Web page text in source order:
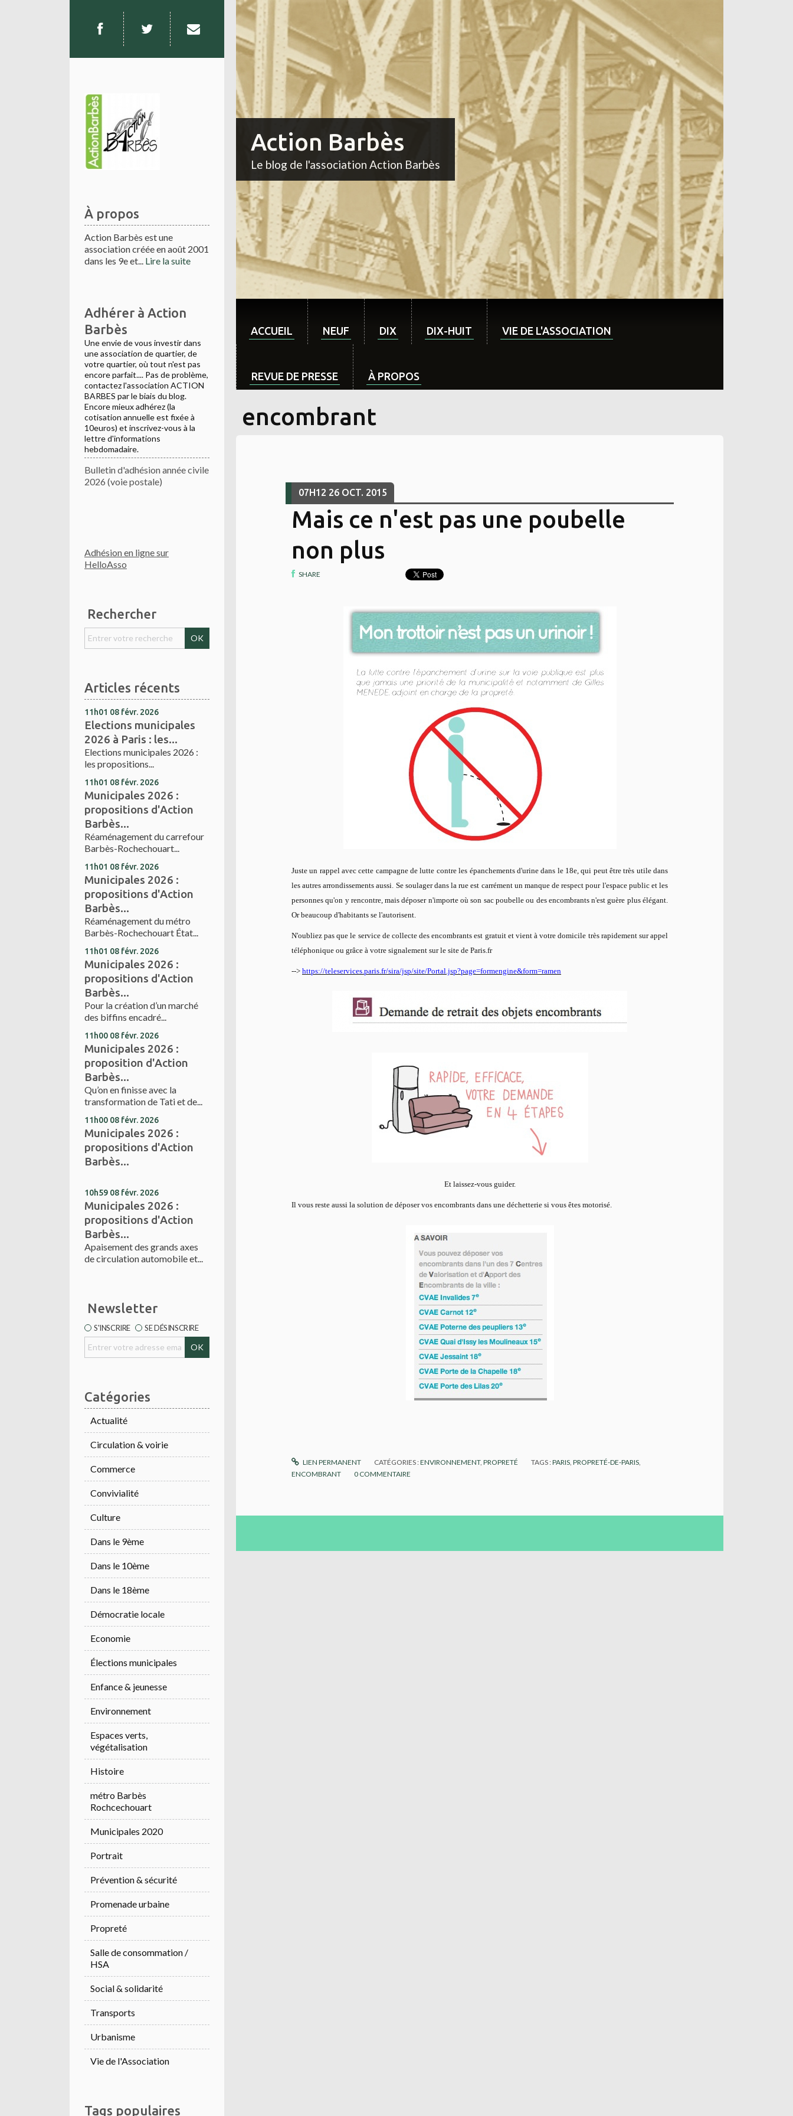
À propos
Action Barbès est une
association créée en août 2001
dans les 9e et... Lire la suite
Adhérer à Action
Barbès
Une envie de vous investir dans
une association de quartier, de
votre quartier, où tout n'est pas
encore parfait.... Pas de problème,
contactez l'association ACTION
BARBES par le biais du blog.
Encore mieux adhérez (la
cotisation annuelle est fixée à
10euros) et inscrivez-vous à la
lettre d'informations
hebdomadaire.
Bulletin d'adhésion année civile
2026 (voie postale)
Adhésion en ligne sur
HelloAsso
Rechercher
Articles récents
11h01 08 févr. 2026
Elections municipales
2026 à Paris : les...
Elections municipales 2026 :
les propositions...
11h01 08 févr. 2026
Municipales 2026 :
propositions d'Action
Barbès...
Réaménagement du carrefour
Barbès-Rochechouart...
11h01 08 févr. 2026
Municipales 2026 :
propositions d'Action
Barbès...
Réaménagement du métro
Barbès-Rochechouart État...
11h01 08 févr. 2026
Municipales 2026 :
propositions d'Action
Barbès...
Pour la création d’un marché
des biffins encadré...
11h00 08 févr. 2026
Municipales 2026 :
proposition d'Action
Barbès...
Qu’on en finisse avec la
transformation de Tati et de...
11h00 08 févr. 2026
Municipales 2026 :
propositions d'Action
Barbès...
10h59 08 févr. 2026
Municipales 2026 :
propositions d'Action
Barbès...
Apaisement des grands axes
de circulation automobile et...
Newsletter
S'INSCRIRE SE DÉSINSCRIRE
Catégories
Actualité
Circulation & voirie
Commerce
Convivialité
Culture
Dans le 9ème
Dans le 10ème
Dans le 18ème
Démocratie locale
Economie
Élections municipales
Enfance & jeunesse
Environnement
Espaces verts,
végétalisation
Histoire
métro Barbès
Rochcechouart
Municipales 2020
Portrait
Prévention & sécurité
Promenade urbaine
Propreté
Salle de consommation /
HSA
Social & solidarité
Transports
Urbanisme
Vie de l'Association
Tags populaires
Action Barbès
Le blog de l'association Action Barbès
ACCUEIL NEUF DIX DIX-HUIT VIE DE L'ASSOCIATION
REVUE DE PRESSE À PROPOS
encombrant
07H12 26 OCT. 2015
Mais ce n'est pas une poubelle
non plus
SHARE
Juste un rappel avec cette campagne de lutte contre les épanchements d'urine dans le 18e, qui peut être très utile dans
les autres arrondissements aussi. Se soulager dans la rue est carrément un manque de respect pour l'espace public et les
personnes qu'on y rencontre, mais déposer n'importe où son sac poubelle ou des encombrants n'est guère plus élégant.
Or beaucoup d'habitants se l'autorisent.
N'oubliez pas que le service de collecte des encombrants est gratuit et vient à votre domicile très rapidement sur appel
téléphonique ou grâce à votre signalement sur le site de Paris.fr
--> https://teleservices.paris.fr/sira/jsp/site/Portal.jsp?page=formengine&form=ramen
Et laissez-vous guider.
Il vous reste aussi la solution de déposer vos encombrants dans une déchetterie si vous êtes motorisé.
LIEN PERMANENT CATÉGORIES :ENVIRONNEMENT,PROPRETÉ TAGS :PARIS,PROPRETÉ-DE-PARIS,
ENCOMBRANT
0 COMMENTAIRE